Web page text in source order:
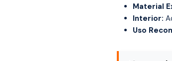
Material
Interior:
Uso